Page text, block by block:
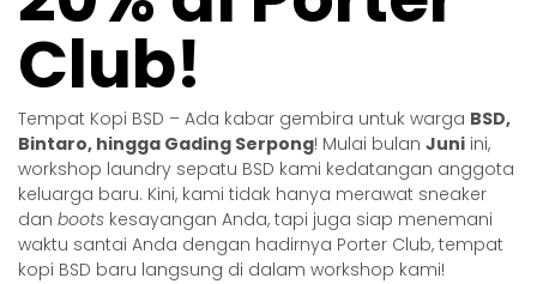
Club!
Tempat Kopi BSD – Ada kabar gembira untuk warga BSD,
Bintaro, hingga Gading Serpong! Mulai bulan Juni ini,
workshop laundry sepatu BSD kami kedatangan anggota
keluarga baru. Kini, kami tidak hanya merawat sneaker
dan boots kesayangan Anda, tapi juga siap menemani
waktu santai Anda dengan hadirnya Porter Club, tempat
kopi BSD baru langsung di dalam workshop kami!